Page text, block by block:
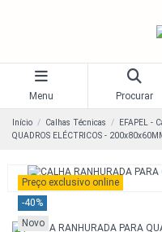
Menu Procurar
Início Calhas Técnicas EFAPEL -
QUADROS ELÉCTRICOS -
Preço exclusivo online
-40%
Novo